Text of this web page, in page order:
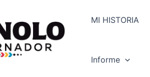
MI HISTORIA
Informe